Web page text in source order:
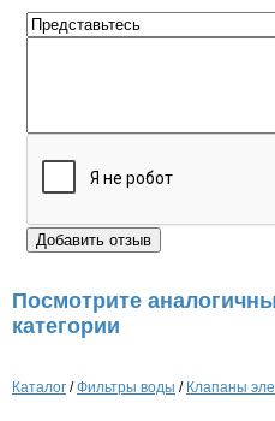
Посмотрите
категории
Каталог /Фильтры воды / Клапаны